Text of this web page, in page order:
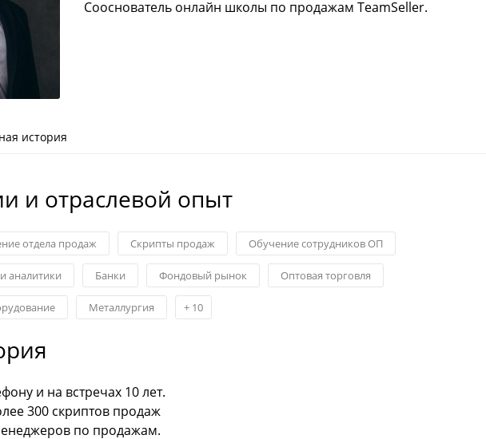
Сооснователь онлайн школы по продажам TeamSeller.
история
и отраслевой опыт
отдела продаж Скрипты продаж Обучение сотрудников ОП
аналитики Банки Фондовый рынок Оптовая торговля
Металлургия + 10
и на встречах 10 лет.
300 скриптов продаж
по продажам.